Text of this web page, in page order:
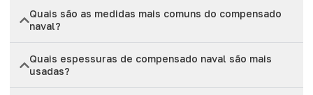
Quais são as medidas mais comuns do compensado
naval?
Quais espessuras de compensado naval são mais
usadas?